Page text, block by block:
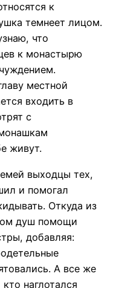
к
темнеет лицом.
что
к монастырю
местной
входить в
с
живут.
выходцы тех,
и помогал
Откуда из
душ помощи
добавляя:
А все же
наглотался